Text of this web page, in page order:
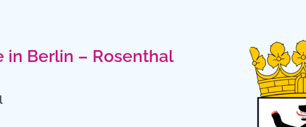
Berlin – Rosenthal